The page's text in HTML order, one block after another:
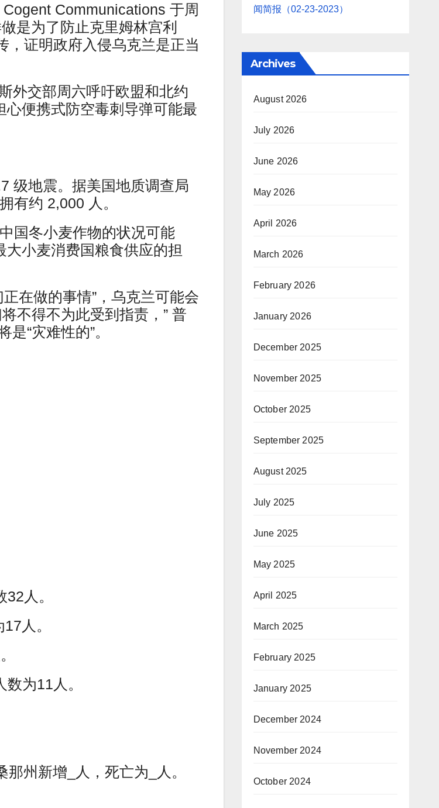
Communications 于周
是为了防止克里姆林宫利
，证明政府入侵乌克兰是正当
外交部周六呼吁欧盟和北约
心便携式防空毒刺导弹可能最
级地震。据美国地质调查局
有约 2,000 人。
国冬小麦作物的状况可能
大小麦消费国粮食供应的担
在做的事情”，乌克兰可能会
不得不为此受到指责，” 普
“灾难性的”。
人。
人。
为11人。
州新增_人，死亡为_人。
闻简报（02-23-2023）
Archives
August 2026
July 2026
June 2026
May 2026
April 2026
March 2026
February 2026
January 2026
December 2025
November 2025
October 2025
September 2025
August 2025
July 2025
June 2025
May 2025
April 2025
March 2025
February 2025
January 2025
December 2024
November 2024
October 2024